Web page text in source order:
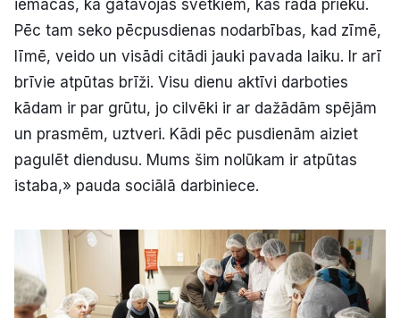
iemācās, kā gatavojas svētkiem, kas rada prieku.
Pēc tam seko pēcpusdienas nodarbības, kad zīmē,
līmē, veido un visādi citādi jauki pavada laiku. Ir arī
brīvie atpūtas brīži. Visu dienu aktīvi darboties
kādam ir par grūtu, jo cilvēki ir ar dažādām spējām
un prasmēm, uztveri. Kādi pēc pusdienām aiziet
pagulēt diendusu. Mums šim nolūkam ir atpūtas
istaba,» pauda sociālā darbiniece.